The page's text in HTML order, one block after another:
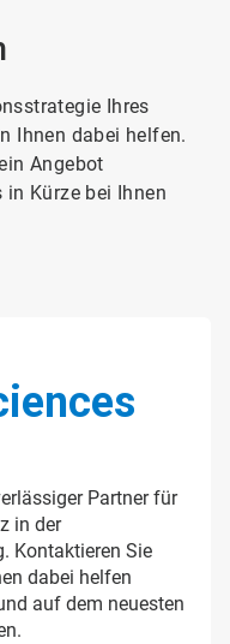
Ihres
Ihnen dabei helfen.
Angebot
Kürze bei Ihnen
Partner für
in der
Kontaktieren Sie
dabei helfen
auf dem neuesten